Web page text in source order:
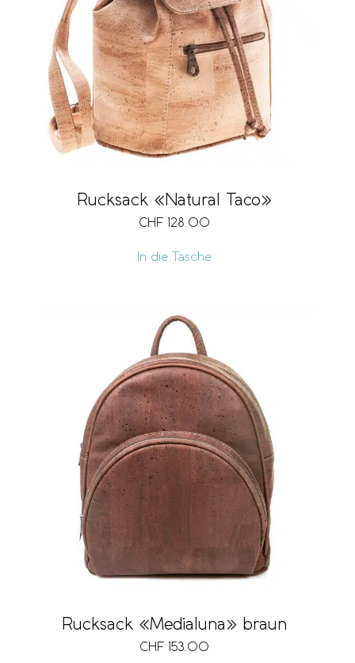
Rucksack «Natural Taco»
CHF 128.00
In die Tasche
Rucksack «Medialuna» braun
CHF 153.00